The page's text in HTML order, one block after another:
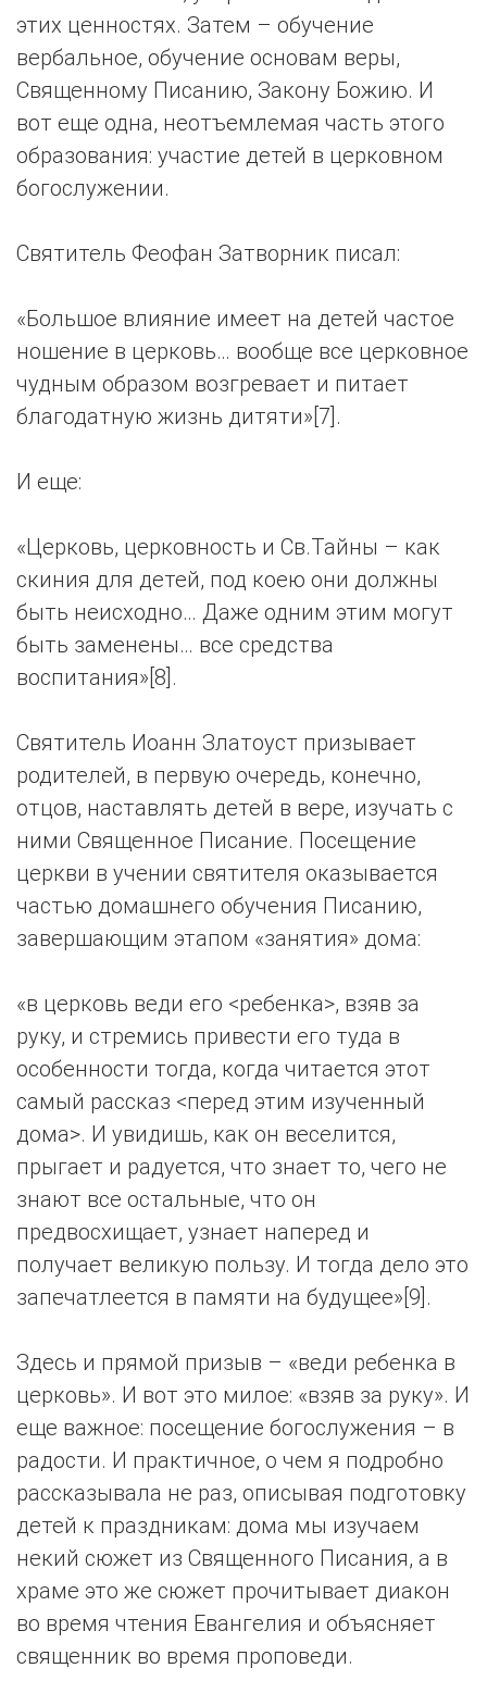
этих ценностях. Затем – обучение
вербальное, обучение основам веры,
Священному Писанию, Закону Божию. И
вот еще одна, неотъемлемая часть этого
образования: участие детей в церковном
богослужении.
Святитель Феофан Затворник писал:
«Большое влияние имеет на детей частое
ношение в церковь… вообще все церковное
чудным образом возгревает и питает
благодатную жизнь дитяти»[7].
И еще:
«Церковь, церковность и Св.Тайны – как
скиния для детей, под коею они должны
быть неисходно… Даже одним этим могут
быть заменены… все средства
воспитания»[8].
Святитель Иоанн Златоуст призывает
родителей, в первую очередь, конечно,
отцов, наставлять детей в вере, изучать с
ними Священное Писание. Посещение
церкви в учении святителя оказывается
частью домашнего обучения Писанию,
завершающим этапом «занятия» дома:
«в церковь веди его <ребенка>, взяв за
руку, и стремись привести его туда в
особенности тогда, когда читается этот
самый рассказ <перед этим изученный
дома>. И увидишь, как он веселится,
прыгает и радуется, что знает то, чего не
знают все остальные, что он
предвосхищает, узнает наперед и
получает великую пользу. И тогда дело это
запечатлеется в памяти на будущее»[9].
Здесь и прямой призыв – «веди ребенка в
церковь». И вот это милое: «взяв за руку». И
еще важное: посещение богослужения – в
радости. И практичное, о чем я подробно
рассказывала не раз, описывая подготовку
детей к праздникам: дома мы изучаем
некий сюжет из Священного Писания, а в
храме это же сюжет прочитывает диакон
во время чтения Евангелия и объясняет
священник во время проповеди.